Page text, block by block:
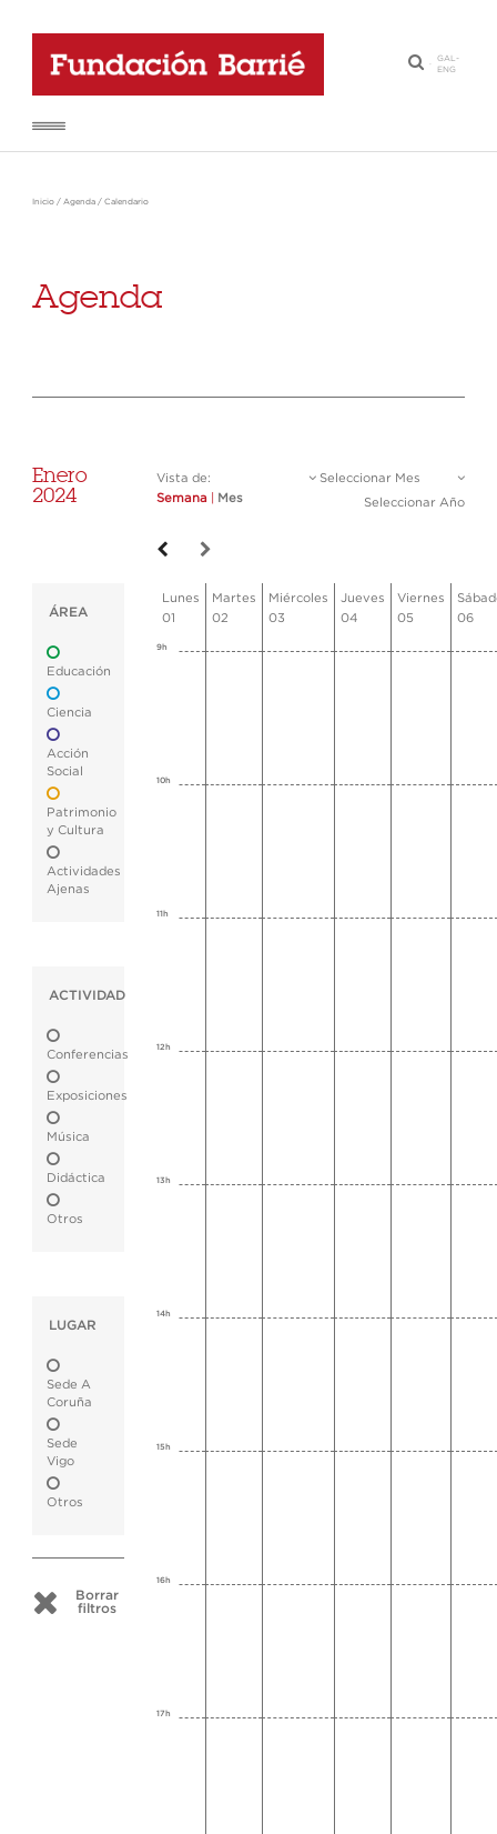
·
GAL-
ENG
Inicio / Agenda / Calendario
Agenda
Enero
2024
Vista de:
Semana
Mes
Seleccionar Mes
Seleccionar Año
ÁREA
Educación
Ciencia
Acción
Social
Patrimonio
y Cultura
Actividades
Ajenas
ACTIVIDAD
Conferencias
Exposiciones
Música
Didáctica
Otros
LUGAR
Sede A
Coruña
Sede
Vigo
Otros
Borrar
filtros
Lunes
01
Martes
02
Miércoles
03
Jueves
04
Viernes
05
06
9h
10h
11h
12h
13h
14h
15h
16h
17h